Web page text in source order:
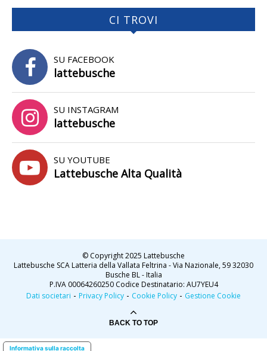
CI TROVI
SU FACEBOOK
lattebusche
SU INSTAGRAM
lattebusche
SU YOUTUBE
Lattebusche Alta Qualità
© Copyright 2025 Lattebusche
Lattebusche SCA Latteria della Vallata Feltrina - Via Nazionale, 59 32030
Busche BL - Italia
P.IVA 00064260250 Codice Destinatario: AU7YEU4
Dati societari - Privacy Policy - Cookie Policy - Gestione Cookie
BACK TO TOP
Informativa sulla raccolta